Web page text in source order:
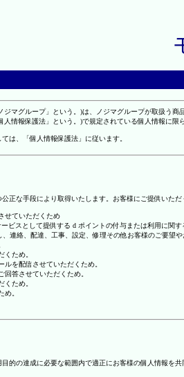
マグループ」という。)は、ノジマグループが取扱う
情報保護法」という。)で規定されている個人情報に
は、「個人情報保護法」に従います。
正な手段により取得いたします。お客様にご提供い
せていただくため
ビスとして提供する d ポイントの付与または利用に関
連絡、配達、工事、設定、修理その他お客様のご要望
くため。
を配信させていただくため。
答させていただくため。
くため。
め。
的の達成に必要な範囲内で適正にお客様の個人情報を共